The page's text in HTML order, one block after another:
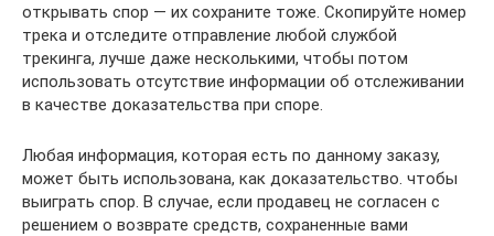
открывать спор — их сохраните тоже. Скопируйте номер
трека и отследите отправление любой службой
трекинга, лучше даже несколькими, чтобы потом
использовать отсутствие информации об отслеживании
в качестве доказательства при споре.
Любая информация, которая есть по данному заказу,
может быть использована, как доказательство. чтобы
выиграть спор. В случае, если продавец не согласен с
решением о возврате средств, сохраненные вами